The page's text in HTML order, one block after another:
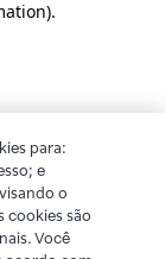
.
para:
e
o
cookies são
Você